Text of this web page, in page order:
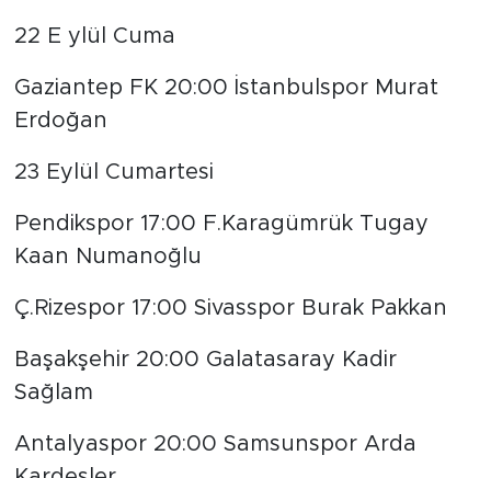
22 E ylül Cuma
Gaziantep FK 20:00 İstanbulspor Murat
Erdoğan
23 Eylül Cumartesi
Pendikspor 17:00 F.Karagümrük Tugay
Kaan Numanoğlu
Ç.Rizespor 17:00 Sivasspor Burak Pakkan
Başakşehir 20:00 Galatasaray Kadir
Sağlam
Antalyaspor 20:00 Samsunspor Arda